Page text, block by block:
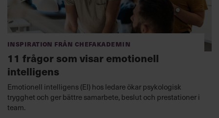
Inspiration från Chefakademin
11 frågor som visar emotionell
intelligens
Emotionell intelligens (EI) hos ledare ökar psykologisk
trygghet och ger bättre samarbete, beslut och prestationer i
team.